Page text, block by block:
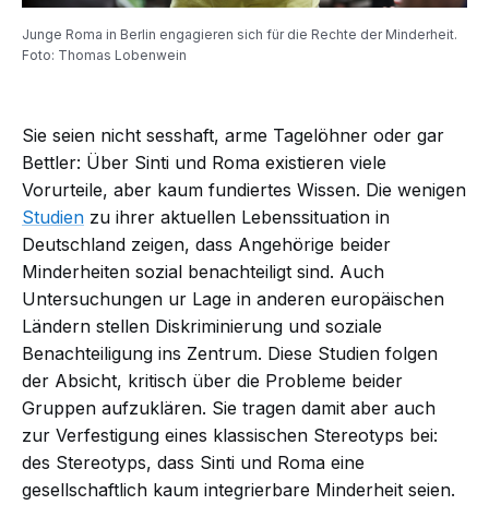
Junge Roma in Berlin engagieren sich für die Rechte der Minderheit.
Foto: Thomas Lobenwein
Sie seien nicht sesshaft, arme Tagelöhner oder gar
Bettler: Über Sinti und Roma existieren viele
Vorurteile, aber kaum fundiertes Wissen. Die wenigen
Studien zu ihrer aktuellen Lebenssituation in
Deutschland zeigen, dass Angehörige beider
Minderheiten sozial benachteiligt sind. Auch
Untersuchungen ur Lage in anderen europäischen
Ländern stellen Diskriminierung und soziale
Benachteiligung ins Zentrum. Diese Studien folgen
der Absicht, kritisch über die Probleme beider
Gruppen aufzuklären. Sie tragen damit aber auch
zur Verfestigung eines klassischen Stereotyps bei:
des Stereotyps, dass Sinti und Roma eine
gesellschaftlich kaum integrierbare Minderheit seien.